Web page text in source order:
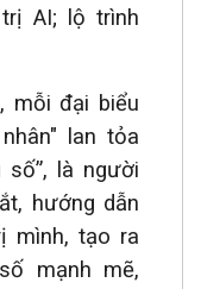
AI; lộ trình
mỗi đại biểu
lan tỏa
là người
hướng dẫn
mình, tạo ra
mạnh mẽ,